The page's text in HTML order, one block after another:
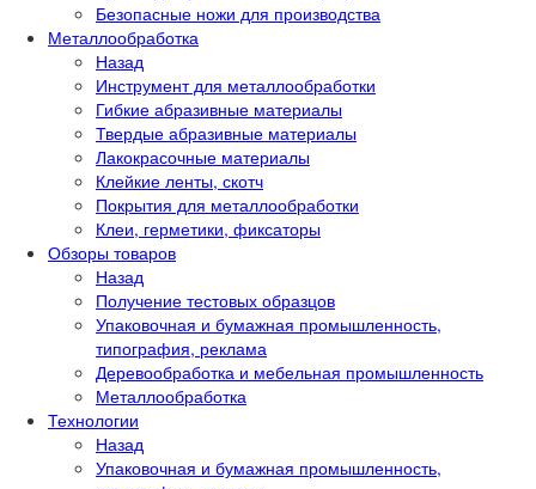
Безопасные ножи для производства
Металлообработка
Назад
Инструмент для металлообработки
Гибкие абразивные материалы
Твердые абразивные материалы
Лакокрасочные материалы
Клейкие ленты, скотч
Покрытия для металлообработки
Клеи, герметики, фиксаторы
Обзоры товаров
Назад
Получение тестовых образцов
Упаковочная и бумажная промышленность,
типография, реклама
Деревообработка и мебельная промышленность
Металлообработка
Технологии
Назад
Упаковочная и бумажная промышленность,